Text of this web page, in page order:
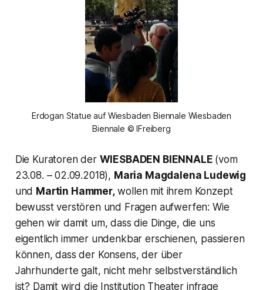
Erdogan Statue auf Wiesbaden Biennale Wiesbaden
Biennale © IFreiberg
Die Kuratoren der WIESBADEN BIENNALE (vom
23.08. – 02.09.2018), Maria Magdalena Ludewig
und Martin Hammer,wollen mit ihrem Konzept
bewusst verstören und Fragen aufwerfen: Wie
gehen wir damit um, dass die Dinge, die uns
eigentlich immer undenkbar erschienen, passieren
können, dass der Konsens, der über
Jahrhunderte galt, nicht mehr selbstverständlich
ist? Damit wird die Institution Theater infrage